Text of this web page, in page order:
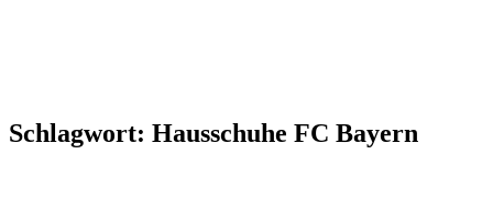
Schlagwort: Hausschuhe FC Bayern